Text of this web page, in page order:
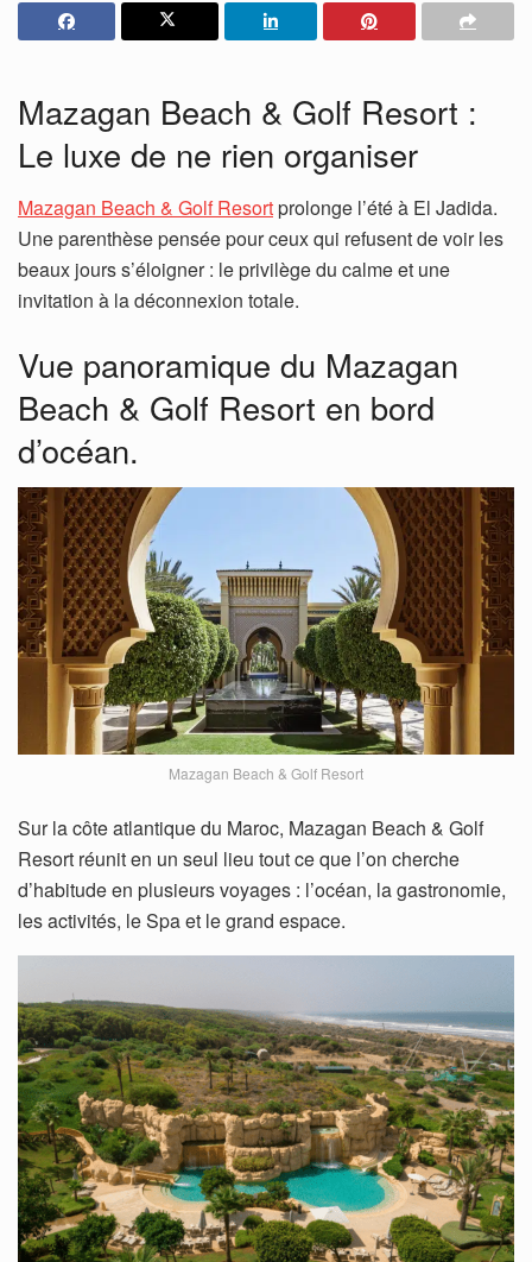
Mazagan Beach & Golf Resort :
Le luxe de ne rien organiser
Mazagan Beach & Golf Resortprolonge l’été à El Jadida.
Une parenthèse pensée pour ceux qui refusent de voir les
beaux jours s’éloigner : le privilège du calme et une
invitation à la déconnexion totale.
Vue panoramique du Mazagan
Beach & Golf Resort en bord
d’océan.
Mazagan Beach & Golf Resort
Sur la côte atlantique du Maroc, Mazagan Beach & Golf
Resort réunit en un seul lieu tout ce que l’on cherche
d’habitude en plusieurs voyages : l’océan, la gastronomie,
les activités, le Spa et le grand espace.